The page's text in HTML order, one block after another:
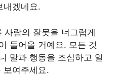
내겠네요.
람의 잘못을 너그럽게
들어올 거예요. 모든 것
말과 행동을 조심하고 일
보여주세요.